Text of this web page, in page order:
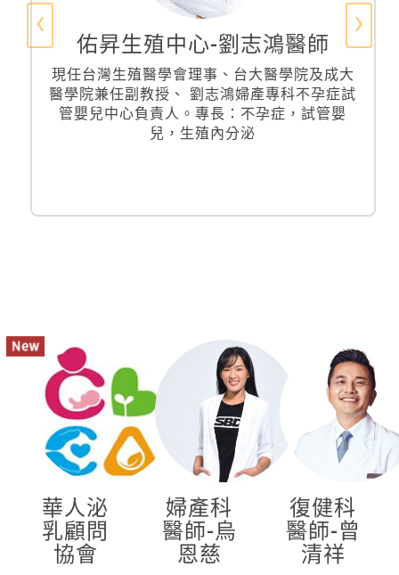
佑昇生殖中心-劉志鴻醫師
現任台灣生殖醫學會理事、台大醫學院及成大
醫學院兼任副教授、 劉志鴻婦產專科不孕症試
管嬰兒中心負責人。專長：不孕症，試管嬰
兒，生殖內分泌
‹ ›
華人泌
乳顧問
協會
婦產科
醫師-烏
恩慈
復健科
醫師-曾
清祥